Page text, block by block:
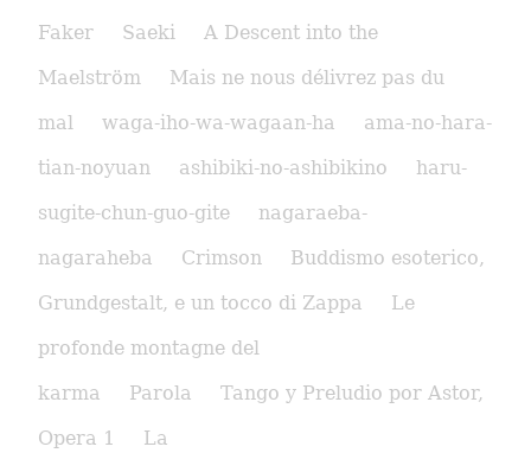
Faker
Saeki
A Descent into the
Maelström
Mais ne nous délivrez pas du
mal
waga-iho-wa-wagaan-ha
ama-no-hara-
tian-noyuan
ashibiki-no-ashibikino
haru-
sugite-chun-guo-gite
nagaraeba-
nagaraheba
Crimson
Buddismo esoterico,
Grundgestalt, e un tocco di Zappa
Le
profonde montagne del
karma
Parola
Tango y Preludio por Astor,
Opera 1
La